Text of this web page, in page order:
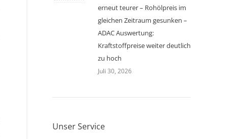
erneut teurer – Rohölpreis im
gleichen Zeitraum gesunken –
ADAC Auswertung:
Kraftstoffpreise weiter deutlich
zu hoch
Juli 30, 2026
Unser Service